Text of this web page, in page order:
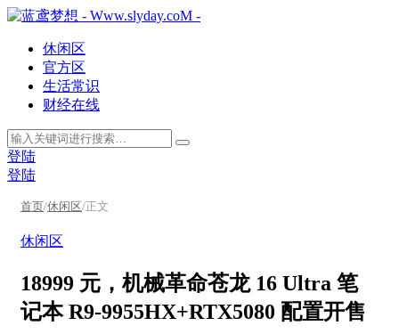
休闲区
官方区
生活常识
财经在线
登陆
登陆
首页/休闲区/正文
休闲区
18999 元，机械革命苍龙 16 Ultra 笔
记本 R9-9955HX+RTX5080 配置开售